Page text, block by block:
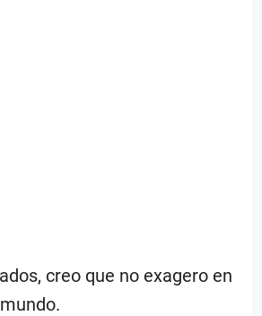
creo que no exagero en